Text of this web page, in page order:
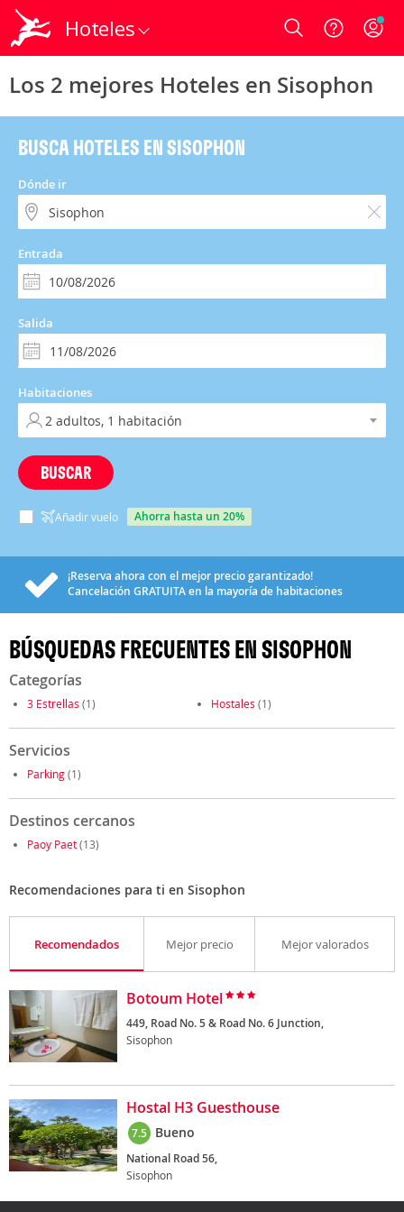
Hoteles Login
Los 2 mejores Hoteles en Sisophon
BUSCA HOTELES EN SISOPHON
Dónde ir
Entrada
Salida
Habitaciones
BUSCAR
Añadir vuelo ahorra hasta un 20%
¡Reserva ahora con el mejor precio garantizado!
Cancelación GRATUITAen la mayoría de habitaciones
BÚSQUEDAS FRECUENTES EN SISOPHON
Categorías
3 Estrellas (1) Hostales (1)
Servicios
Parking(1)
Destinos cercanos
Paoy Paet(13)
Recomendaciones para ti en Sisophon
Recomendados Mejor precio Mejor valorados
Botoum Hotel
449, Road No. 5 & Road No. 6 Junction,
Sisophon
Hostal H3 Guesthouse
7.5 Bueno
National Road 56,
Sisophon